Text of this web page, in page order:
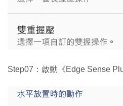
Step07：啟動《Edge Sense